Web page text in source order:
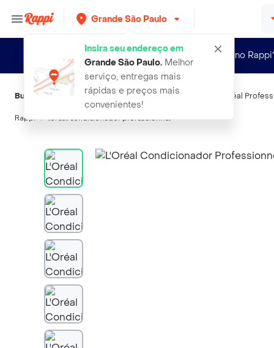
Grande São Paulo
Insira seu endereço em
Grande São Paulo.Melhor
serviço, entregas mais
rápidas e preços mais
convenientes!
Novo no
Buscas relacionadas:Condicionador,Pro ,Serie Expert L'Oréal
Rappi loreal condicionador professionnel